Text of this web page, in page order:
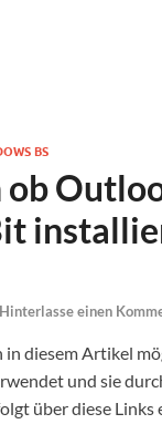
BS
ob
Hinterlasse einen
in diesem Artikel
und sie
über diese Links